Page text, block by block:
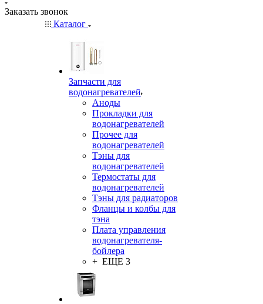
Заказать звонок
Каталог
Запчасти для
водонагревателей
Аноды
Прокладки для
водонагревателей
Прочее для
водонагревателей
Тэны для
водонагревателей
Термостаты для
водонагревателей
Тэны для радиаторов
Фланцы и колбы для
тэна
Плата управления
водонагревателя-
бойлера
+ ЕЩЕ 3